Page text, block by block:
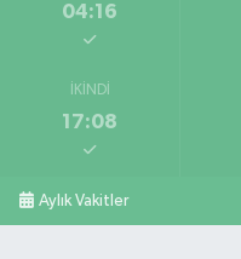
04:16
İKINDI
17:08
Aylık Vakitler